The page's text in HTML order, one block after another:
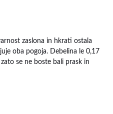
zaslona in hkrati ostala
oba pogoja. Debelina le 0,17
se ne boste bali prask in